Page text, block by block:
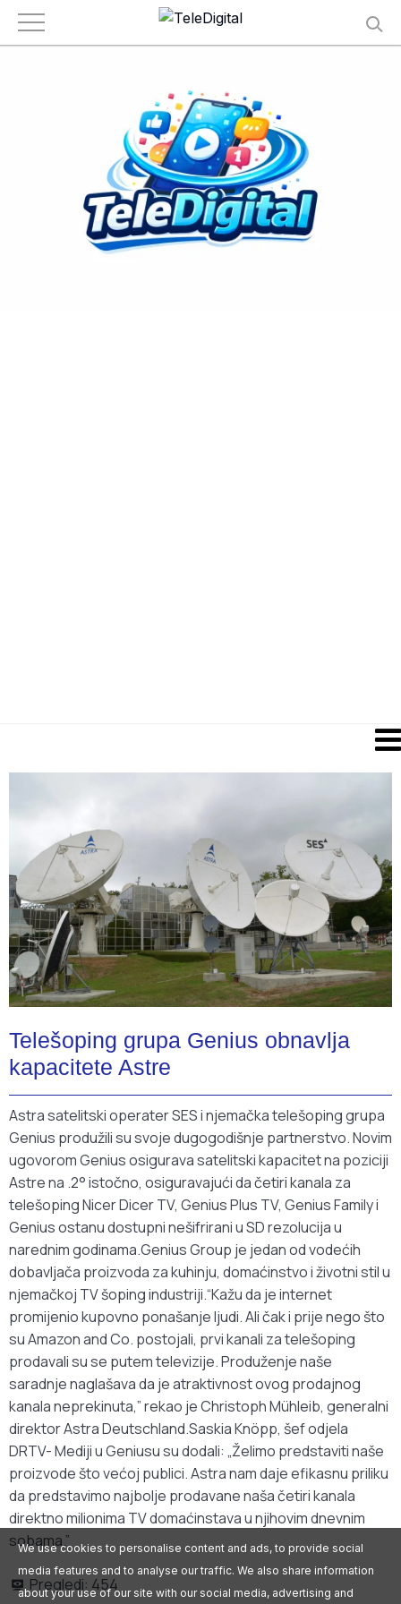
Telešoping grupa Genius obnavlja
kapacitete Astre
Astra satelitski operater SES i njemačka telešoping grupa
Genius produžili su svoje dugogodišnje partnerstvo. Novim
ugovorom Genius osigurava satelitski kapacitet na poziciji
Astre na .2° istočno, osiguravajući da četiri kanala za
telešoping Nicer Dicer TV, Genius Plus TV, Genius Family i
Genius ostanu dostupni nešifrirani u SD rezolucija u
narednim godinama.Genius Group je jedan od vodećih
dobavljača proizvoda za kuhinju, domaćinstvo i životni stil u
njemačkoj TV šoping industriji.“Kažu da je internet
promijenio kupovno ponašanje ljudi. Ali čak i prije nego što
su Amazon and Co. postojali, prvi kanali za telešoping
prodavali su se putem televizije. Produženje naše
saradnje naglašava da je atraktivnost ovog prodajnog
kanala neprekinuta,” rekao je Christoph Mühleib, generalni
direktor Astra Deutschland.Saskia Knöpp, šef odjela
DRTV- Mediji u Geniusu su dodali: „Želimo predstaviti naše
proizvode što većoj publici. Astra nam daje efikasnu priliku
da predstavimo najbolje prodavane naša četiri kanala
direktno milionima TV domaćinstava u njihovim dnevnim
sobama.”
Pregledi: 454
We use cookies to personalise content and ads, to provide social
media features and to analyse our traffic. We also share information
about your use of our site with our social media, advertising and